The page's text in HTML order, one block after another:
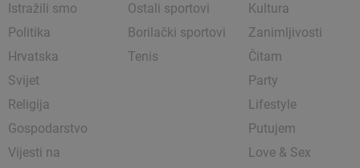
Istražili smo
Politika
Hrvatska
Svijet
Religija
Gospodarstvo
Vijesti na
Ostali sportovi
Borilački sportovi
Tenis
Kultura
Zanimljivosti
Čitam
Party
Lifestyle
Putujem
Love & Sex